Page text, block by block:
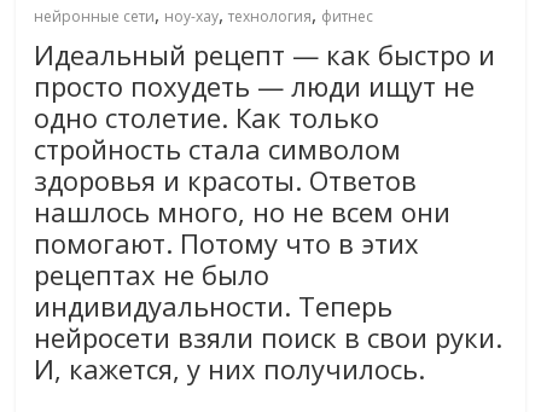
нейронные сети, ноу-хау,технология, фитнес
Идеальный рецепт — как быстро и
просто похудеть — люди ищут не
одно столетие. Как только
стройность стала символом
здоровья и красоты. Ответов
нашлось много, но не всем они
помогают. Потому что в этих
рецептах не было
индивидуальности. Теперь
нейросети взяли поиск в свои руки.
И, кажется, у них получилось.